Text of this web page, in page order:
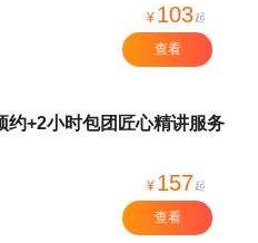
¥ 103起
查看
约+2小时包团匠心精讲服务
¥ 157起
查看